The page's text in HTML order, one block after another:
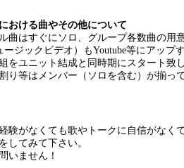
おける曲やその他について
曲はすぐにソロ、グループ各数曲の用
ジックビデオ）もYoutube等にアップ
をユニット結成と同時期にスタート致
り等はメンバー（ソロを含む）が揃っ
験がなくても歌やトークに自信がなく
してみて下さい。
いません！